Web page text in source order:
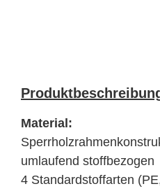
Material:
umlaufend stoffbezogen
4 Standardstoffarten